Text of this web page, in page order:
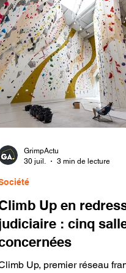
Up en
: cinq
Up, premier réseau
GrimpActu
30 juil.
3 min de lecture